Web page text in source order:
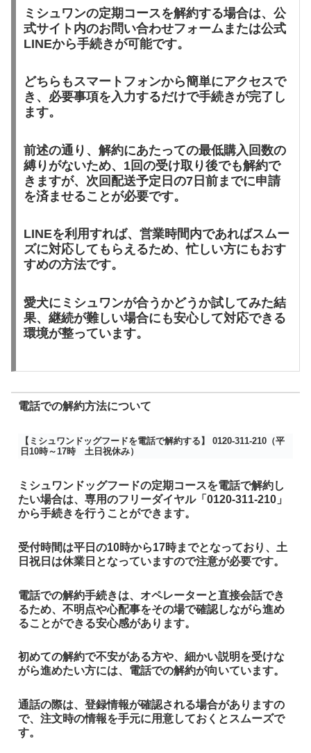
ミシュワンの定期コースを解約する場合は、公
式サイト内のお問い合わせフォームまたは公式
LINEから手続きが可能です。
どちらもスマートフォンから簡単にアクセスで
き、必要事項を入力するだけで手続きが完了し
ます。
前述の通り、解約にあたっての最低購入回数の
縛りがないため、1回の受け取り後でも解約で
きますが、次回配送予定日の7日前までに申請
を済ませることが必要です。
LINEを利用すれば、営業時間内であればスムー
ズに対応してもらえるため、忙しい方にもおす
すめの方法です。
愛犬にミシュワンが合うかどうか試してみた結
果、継続が難しい場合にも安心して対応できる
環境が整っています。
電話での解約方法について
【ミシュワンドッグフードを電話で解約する】 0120-311-210（平
日10時～17時 土日祝休み）
ミシュワンドッグフードの定期コースを電話で解約し
たい場合は、専用のフリーダイヤル「0120-311-210」
から手続きを行うことができます。
受付時間は平日の10時から17時までとなっており、土
日祝日は休業日となっていますので注意が必要です。
電話での解約手続きは、オペレーターと直接会話でき
るため、不明点や心配事をその場で確認しながら進め
ることができる安心感があります。
初めての解約で不安がある方や、細かい説明を受けな
がら進めたい方には、電話での解約が向いています。
通話の際は、登録情報が確認される場合がありますの
で、注文時の情報を手元に用意しておくとスムーズで
す。